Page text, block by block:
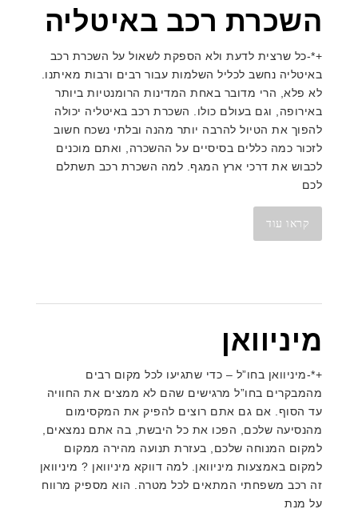
השכרת רכב באיטליה
+*-כל שרצית לדעת ולא הספקת לשאול על השכרת רכב
באיטליה נחשב לכליל השלמות עבור רבים ורבות מאיתנו.
לא פלא, הרי מדובר באחת המדינות הרומנטיות ביותר
באירופה, וגם בעולם כולו. השכרת רכב באיטליה יכולה
להפוך את הטיול להרבה יותר מהנה ובלתי נשכח חשוב
לזכור כמה כללים בסיסיים על ההשכרה, ואתם מוכנים
לכבוש את דרכי ארץ המגף. למה השכרת רכב תשתלם
לכם
קראו עוד
מיניוואן
+*-מיניוואן בחו”ל – כדי שתגיעו לכל מקום רבים
מהמבקרים בחו”ל מרגישים שהם לא ממצים את החוויה
עד הסוף. אם גם אתם רוצים להפיק את המקסימום
מהנסיעה שלכם, הפכו את כל היבשת, בה אתם נמצאים,
למקום המנוחה שלכם, בעזרת תנועה מהירה ממקום
למקום באמצעות מיניוואן. למה דווקא מיניוואן ? מיניוואן
זה רכב משפחתי המתאים לכל מטרה. הוא מספיק מרווח
על מנת